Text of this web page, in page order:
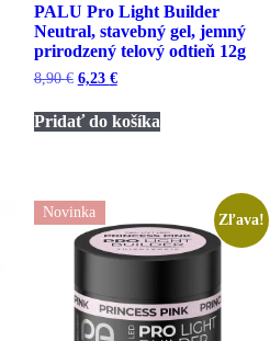
PALU Pro Light Builder
Neutral, stavebný gel, jemný
prirodzený telový odtieň 12g
8,90€ Pôvodná
bola:
8,90 €.
6,23 €Aktuálna
je:
6,23 €.
Pridať do košíka
Zľava!
Novinka